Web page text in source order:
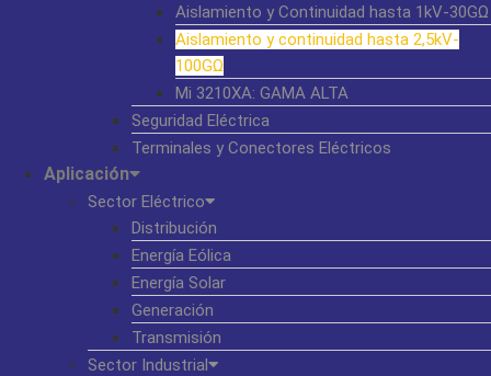
Aislamiento y Continuidad hasta 1kV-30GΩ
Aislamiento y continuidad hasta 2,5kV-
100GΩ
Mi 3210XA: GAMA ALTA
Seguridad Eléctrica
Terminales y Conectores Eléctricos
Aplicación
Sector Eléctrico
Distribución
Energía Eólica
Energía Solar
Generación
Transmisión
Sector Industrial